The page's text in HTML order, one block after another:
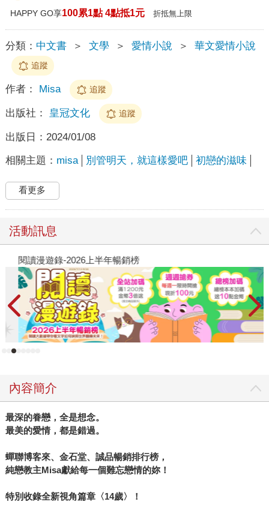
HAPPY GO享100累1點 4點抵1元 折抵無上限
分類： 中文書 ＞ 文學 ＞ 愛情小說 ＞ 華文愛情小說
追蹤
作者： Misa 追蹤
出版社： 皇冠文化 追蹤
出版日： 2024/01/08
相關主題： misa 別管明天，就這樣愛吧 初戀的滋味
看更多
活動訊息
閱讀漫遊錄-2026上半年暢銷榜
內容簡介
最深的眷戀，全是想念。
最美的愛情，都是錯過。
蟬聯博客來、金石堂、誠品暢銷排行榜，
純戀教主Misa獻給每一個難忘戀情的妳！
特別收錄全新視角篇章〈14歲〉！